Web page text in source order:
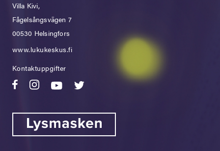
Villa Kivi,
Fågelsångsvägen 7
00530 Helsingfors
www.lukukeskus.fi
Kontaktuppgifter